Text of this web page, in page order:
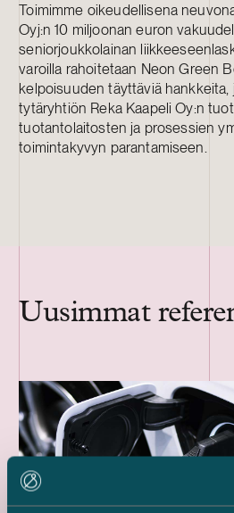
Toimimme oikeudellisena
Oyj:n 10 miljoonan euron
seniorjoukkolainan
varoilla rahoitetaan Neon Green
kelpoisuuden täyttäviä
tytäryhtiön Reka Kaapeli Oy:n
tuotantolaitosten ja prosessien
toimintakyvyn parantamiseen.
Uusimmat